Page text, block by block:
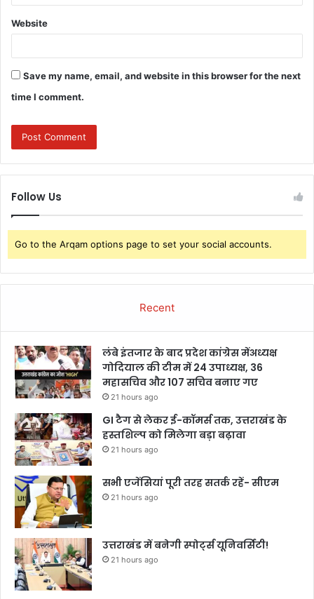
Website
Save my name, email, and website in this browser for the next
time I comment.
Follow Us
Go to the Arqam options page to set your social accounts.
Recent
लंबे इंतजार के बाद प्रदेश कांग्रेस मेंअध्यक्ष
गोदियाल की टीम में 24 उपाध्यक्ष, 36
महासचिव और 107 सचिव बनाए गए
21 hours ago
GI टैग से लेकर ई-कॉमर्स तक, उत्तराखंड के
हस्तशिल्प को मिलेगा बड़ा बढ़ावा
21 hours ago
सभी एजेंसियां पूरी तरह सतर्क रहें- सीएम
21 hours ago
उत्तराखंड में बनेगी स्पोर्ट्स यूनिवर्सिटी!
21 hours ago